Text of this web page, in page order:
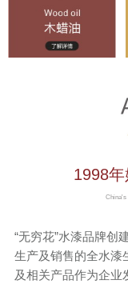
1998年
China's
“无穷花”水漆品牌创
生产及销售的全水漆
及相关产品作为企业